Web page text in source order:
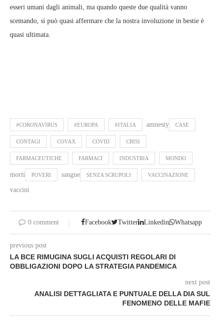
esseri umani dagli animali, ma quando queste due qualità vanno
scemando, si può quasi affermare che la nostra involuzione in bestie è
quasi ultimata.
#CORONAVIRUS #EUROPA #ITALIA amnesty CASE
CONTAGI COVAX COVID CRISI
FARMACEUTICHE FARMACI INDUSTRIA MONDO
morti POVERI sangue SENZA SCRUPOLI VACCINAZIONE
vaccini
0 comment Facebook Twitter Linkedin Whatsapp
previous post
LA BCE RIMUGINA SUGLI ACQUISTI REGOLARI DI
OBBLIGAZIONI DOPO LA STRATEGIA PANDEMICA
next post
ANALISI DETTAGLIATA E PUNTUALE DELLA DIA SUL
FENOMENO DELLE MAFIE